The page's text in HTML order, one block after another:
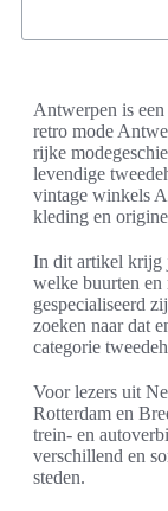
Antwerpen is
retro mode
rijke
levendige
vintage winkels
kleding en
In dit artikel krijg
welke buurten
gespecialiseerd
zoeken naar dat
categorie
Voor lezers uit
Rotterdam en
trein- en
verschillend en
steden.